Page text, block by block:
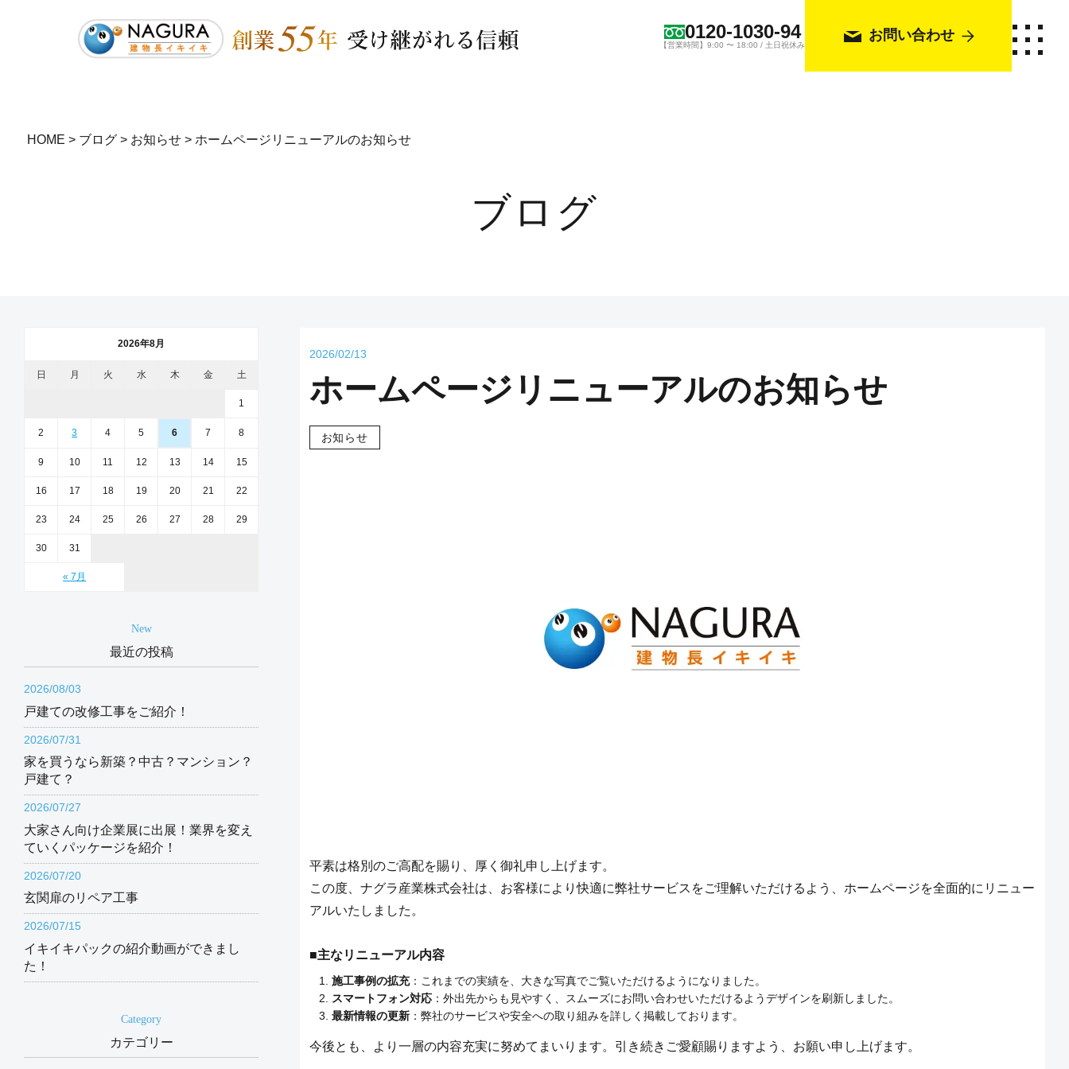
0120-1030-94
【営業時間】9:00 〜 18:00 / 土日祝休み
お問い合わせ
HOME > ブログ> お知らせ> ホームページリニューアルのお知らせ
ブログ
2026/02/13
ホームページリニューアルのお知らせ
お知らせ
平素は格別のご高配を賜り、厚く御礼申し上げます。
この度、ナグラ産業株式会社は、お客様により快適に弊社サービスをご理解いただけるよう、ホームページを全面的にリニュー
アルいたしました。
■主なリニューアル内容
施工事例の拡充：これまでの実績を、大きな写真でご覧いただけるようになりました。
スマートフォン対応：外出先からも見やすく、スムーズにお問い合わせいただけるようデザインを刷新しました。
最新情報の更新：弊社のサービスや安全への取り組みを詳しく掲載しております。
今後とも、より一層の内容充実に努めてまいります。引き続きご愛顧賜りますよう、お願い申し上げます。
2026年8月
日 月 火 水 木 金 土
« 7月
1
2 3 4 5 6 7 8
9 10 11 12 13 14 15
16 17 18 19 20 21 22
23 24 25 26 27 28 29
30 31
New
最近の投稿
2026/08/03
戸建ての改修工事をご紹介！
2026/07/31
家を買うなら新築？中古？マンション？
戸建て？
2026/07/27
大家さん向け企業展に出展！業界を変え
ていくパッケージを紹介！
2026/07/20
玄関扉のリペア工事
2026/07/15
イキイキパックの紹介動画ができまし
た！
Category
カテゴリー